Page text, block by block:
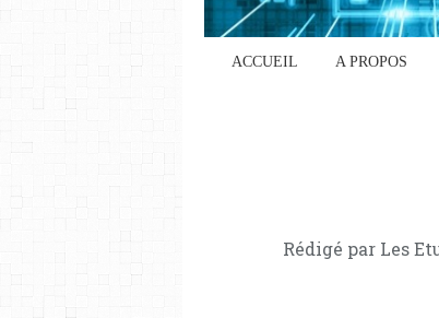
ACCUEIL A PROPOS
Rédigé par Les